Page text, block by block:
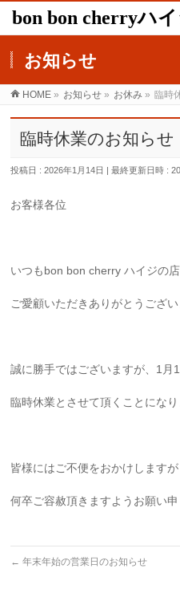
bon bon cherryハ
お知らせ
HOME » お知らせ » お休み » 臨時
臨時休業のお知らせ
投稿日 : 2026年1月14日 最終更新日時 :
お客様各位
いつもbon bon cherry ハイジの
ご愛顧いただきありがとうござい
誠に勝手ではございますが、1月
臨時休業とさせて頂くことになり
皆様にはご不便をおかけしますが
何卒ご容赦頂きますようお願い申
← 年末年始の営業日のお知らせ